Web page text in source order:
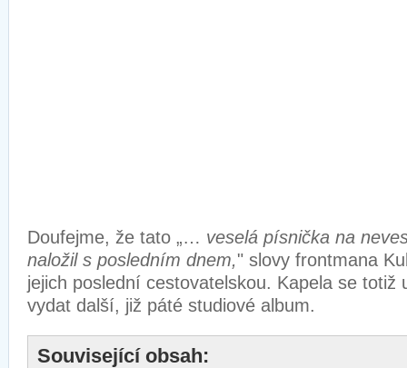
Doufejme, že tato „… veselá písnička na
naložil s posledním dnem," slovy frontmana
jejich poslední cestovatelskou. Kapela se totiž
vydat další, již páté studiové album.
Související obsah: